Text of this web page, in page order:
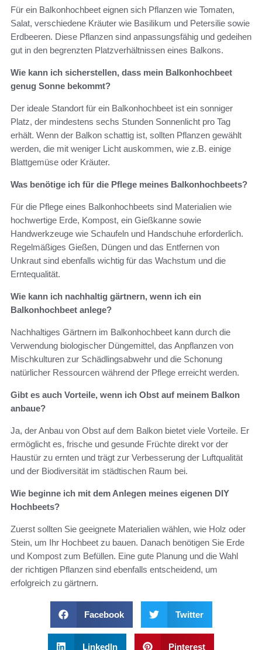
Für ein Balkonhochbeet eignen sich Pflanzen wie Tomaten,
Salat, verschiedene Kräuter wie Basilikum und Petersilie sowie
Erdbeeren. Diese Pflanzen sind anpassungsfähig und gedeihen
gut in den begrenzten Platzverhältnissen eines Balkons.
Wie kann ich sicherstellen, dass mein Balkonhochbeet
genug Sonne bekommt?
Der ideale Standort für ein Balkonhochbeet ist ein sonniger
Platz, der mindestens sechs Stunden Sonnenlicht pro Tag
erhält. Wenn der Balkon schattig ist, sollten Pflanzen gewählt
werden, die mit weniger Licht auskommen, wie z.B. einige
Blattgemüse oder Kräuter.
Was benötige ich für die Pflege meines Balkonhochbeets?
Für die Pflege eines Balkonhochbeets sind Materialien wie
hochwertige Erde, Kompost, ein Gießkanne sowie
Handwerkzeuge wie Schaufeln und Handschuhe erforderlich.
Regelmäßiges Gießen, Düngen und das Entfernen von
Unkraut sind ebenfalls wichtig für das Wachstum und die
Erntequalität.
Wie kann ich nachhaltig gärtnern, wenn ich ein
Balkonhochbeet anlege?
Nachhaltiges Gärtnern im Balkonhochbeet kann durch die
Verwendung biologischer Düngemittel, das Anpflanzen von
Mischkulturen zur Schädlingsabwehr und die Schonung
natürlicher Ressourcen während der Pflege erreicht werden.
Gibt es auch Vorteile, wenn ich Obst auf meinem Balkon
anbaue?
Ja, der Anbau von Obst auf dem Balkon bietet viele Vorteile. Er
ermöglicht es, frische und gesunde Früchte direkt vor der
Haustür zu ernten und trägt zur Verbesserung der Luftqualität
und der Biodiversität im städtischen Raum bei.
Wie beginne ich mit dem Anlegen meines eigenen DIY
Hochbeets?
Zuerst sollten Sie geeignete Materialien wählen, wie Holz oder
Stein, um Ihr Hochbeet zu bauen. Danach benötigen Sie Erde
und Kompost zum Befüllen. Eine gute Planung und die Wahl
der richtigen Pflanzen sind ebenfalls entscheidend, um
erfolgreich zu gärtnern.
Facebook Twitter
LinkedIn Pinterest